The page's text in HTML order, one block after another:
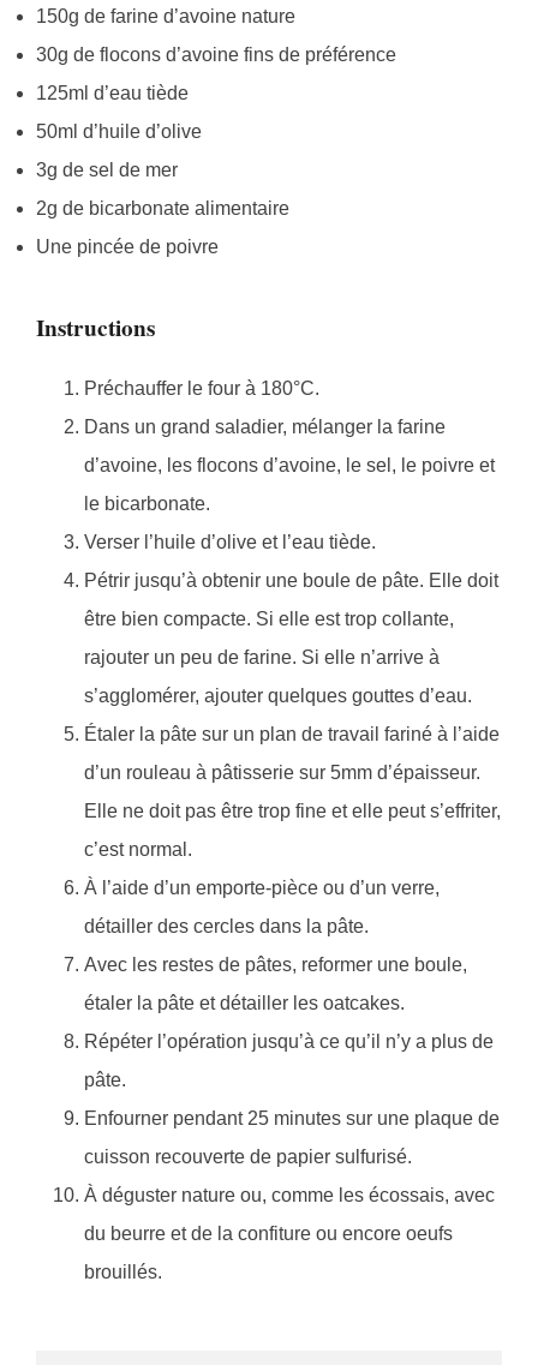
150g de farine d’avoine nature
30g de flocons d’avoine fins de préférence
125ml d’eau tiède
50ml d’huile d’olive
3g de sel de mer
2g de bicarbonate alimentaire
Une pincée de poivre
Instructions
Préchauffer le four à 180°C.
Dans un grand saladier, mélanger la farine
d’avoine, les flocons d’avoine, le sel, le poivre et
le bicarbonate.
Verser l’huile d’olive et l’eau tiède.
Pétrir jusqu’à obtenir une boule de pâte. Elle doit
être bien compacte. Si elle est trop collante,
rajouter un peu de farine. Si elle n’arrive à
s’agglomérer, ajouter quelques gouttes d’eau.
Étaler la pâte sur un plan de travail fariné à l’aide
d’un rouleau à pâtisserie sur 5mm d’épaisseur.
Elle ne doit pas être trop fine et elle peut s’effriter,
c’est normal.
À l’aide d’un emporte-pièce ou d’un verre,
détailler des cercles dans la pâte.
Avec les restes de pâtes, reformer une boule,
étaler la pâte et détailler les oatcakes.
Répéter l’opération jusqu’à ce qu’il n’y a plus de
pâte.
Enfourner pendant 25 minutes sur une plaque de
cuisson recouverte de papier sulfurisé.
À déguster nature ou, comme les écossais, avec
du beurre et de la confiture ou encore oeufs
brouillés.